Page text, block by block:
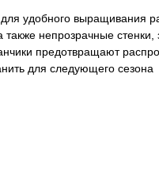
удобного
также непрозрачные
предотвращают
для следующего сезона